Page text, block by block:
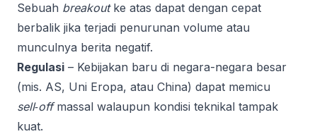
Sebuah breakoutke atas dapat dengan cepat
berbalik jika terjadi penurunan volume atau
munculnya berita negatif.
Regulasi – Kebijakan baru di negara-negara besar
(mis. AS, Uni Eropa, atau China) dapat memicu
sell‑offmassal walaupun kondisi teknikal tampak
kuat.